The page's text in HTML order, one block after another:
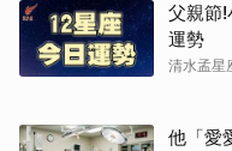
父親節
運勢
清水孟星
他「愛